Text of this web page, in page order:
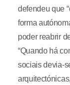
defendeu que
forma
poder reabrir
“Quando há
sociais devia-